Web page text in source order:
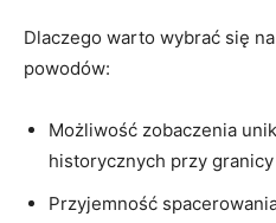
Dlaczego warto ‌wybrać się
powodów:
Możliwość zobaczenia
historycznych ⁢przy
Przyjemność